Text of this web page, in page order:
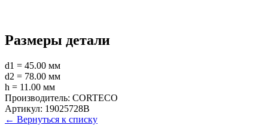
Размеры детали
d1 = 45.00 мм
d2 = 78.00 мм
h = 11.00 мм
Производитель: CORTECO
Артикул: 19025728B
← Вернуться к списку